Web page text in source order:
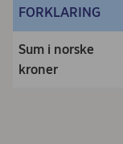
FORKLARING
Sum i norske
kroner